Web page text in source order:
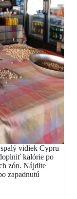
vidiek Cypru
kalórie po
zón. Nájdite
zapadnutú